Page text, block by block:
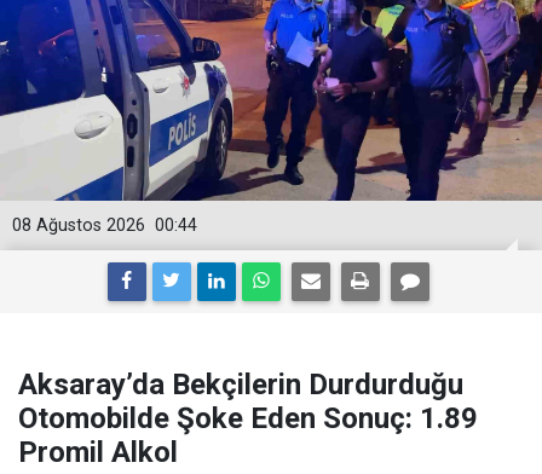
00:44
08 Ağustos 2026
Aksaray’da Bekçilerin Durdurduğu
Otomobilde Şoke Eden Sonuç: 1.89
Promil Alkol